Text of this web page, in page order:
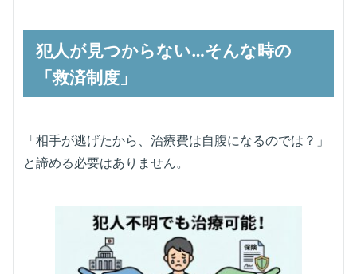
犯人が見つからない…そんな時の
「救済制度」
「相手が逃げたから、治療費は自腹になるのでは？」
と諦める必要はありません。